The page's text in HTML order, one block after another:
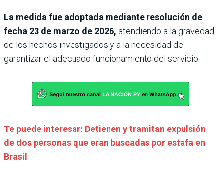
La medida fue adoptada mediante resolución de
fecha 23 de marzo de 2026, atendiendo a la gravedad
de los hechos investigados y a la necesidad de
garantizar el adecuado funcionamiento del servicio.
Te puede interesar: Detienen y tramitan expulsión
de dos personas que eran buscadas por estafa en
Brasil